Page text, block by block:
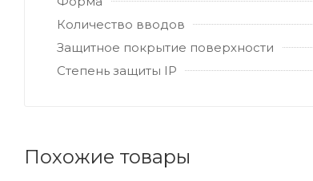
Количество вводов
Защитное покрытие поверхности
Степень защиты IP
Похожие товары